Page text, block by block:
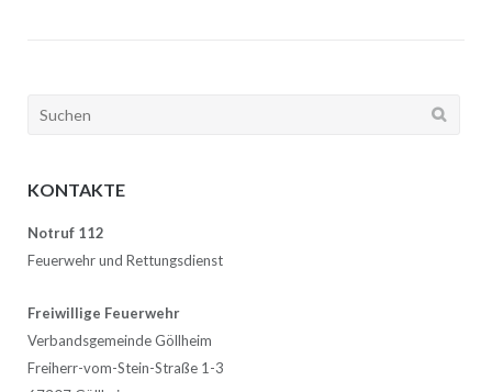
Suchen
KONTAKTE
Notruf 112
Feuerwehr und Rettungsdienst
Freiwillige Feuerwehr
Verbandsgemeinde Göllheim
Freiherr-vom-Stein-Straße 1-3